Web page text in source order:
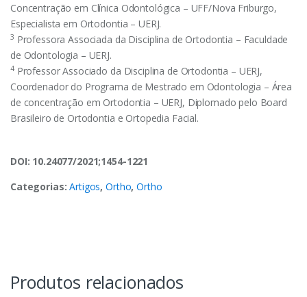
Concentração em Clínica Odontológica – UFF/Nova Friburgo,
Especialista em Ortodontia – UERJ.
3 Professora Associada da Disciplina de Ortodontia – Faculdade
de Odontologia – UERJ.
4Professor Associado da Disciplina de Ortodontia – UERJ,
Coordenador do Programa de Mestrado em Odontologia – Área
de concentração em Ortodontia – UERJ, Diplomado pelo Board
Brasileiro de Ortodontia e Ortopedia Facial.
DOI: 10.24077/2021;1454-1221
Categorias:Artigos,Ortho,Ortho
Produtos relacionados